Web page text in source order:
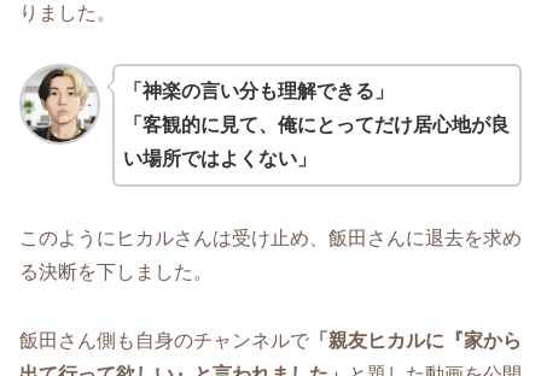
りました。
「神楽の言い分も理解できる」
「客観的に見て、俺にとってだけ居心地が良
い場所ではよくない」
このようにヒカルさんは受け止め、飯田さんに退去を求め
る決断を下しました。
飯田さん側も自身のチャンネルで 「親友ヒカルに『家から